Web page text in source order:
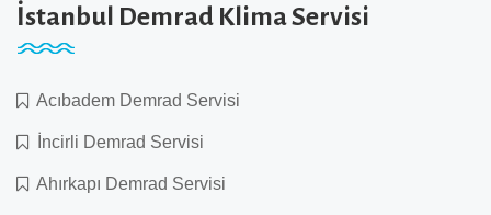
İstanbul Demrad Klima Servisi
Acıbadem Demrad Servisi
İncirli Demrad Servisi
Ahırkapı Demrad Servisi